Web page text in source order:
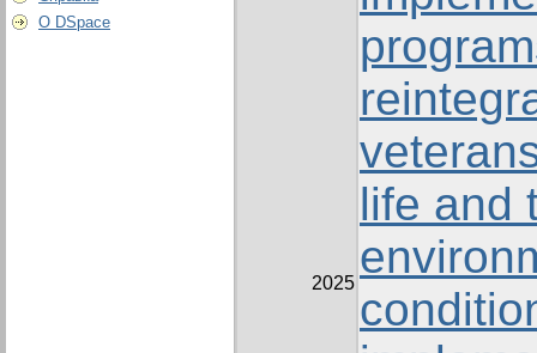
О DSpace
2025
life and